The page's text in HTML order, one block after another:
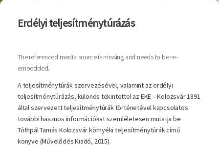
Erdélyi teljesítménytúrázás
The referenced media source is missing and needs to be re-
embedded.
A teljesítménytúrák szervezésével, valamint az erdélyi
teljesítménytúrázás, különös tekintettel az EKE – Kolozsvár 1891
által szervezett teljesítménytúrák történetével kapcsolatos
további hasznos információkat szemléletesen mutatja be
Tóthpál Tamás Kolozsvár környéki teljesítménytúrák című
könyve (Művelődés Kiadó, 2015).